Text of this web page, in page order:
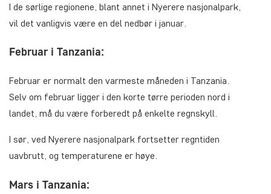
I de sørlige regionene, blant annet i Nyerere nasjonalpark,
vil det vanligvis være en del nedbør i januar.
Februar i Tanzania:
Februar er normalt den varmeste måneden i Tanzania.
Selv om februar ligger i den korte tørre perioden nord i
landet, må du være forberedt på enkelte regnskyll.
I sør, ved Nyerere nasjonalpark fortsetter regntiden
uavbrutt, og temperaturene er høye.
Mars i Tanzania: